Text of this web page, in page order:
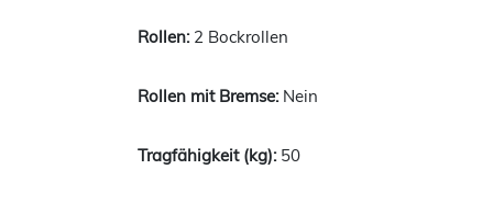
2 Bockrollen
Nein
50